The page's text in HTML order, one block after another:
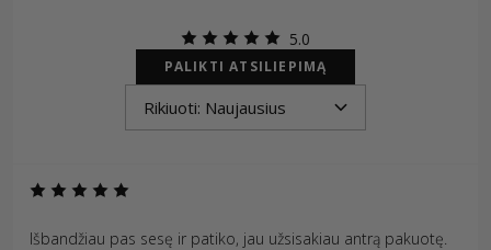
5.0
PALIKTI ATSILIEPIMĄ
Išbandžiau pas sesę ir patiko, jau užsisakiau antrą pakuotę.